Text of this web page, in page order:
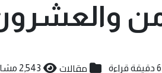
6 دقيقة قراءة مقالات 2,543 مشاهدة